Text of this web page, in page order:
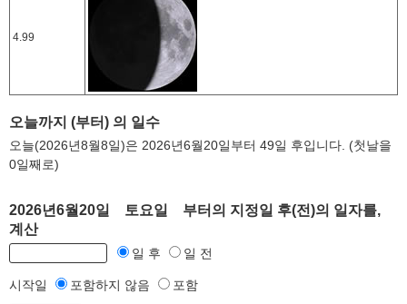
4.99
오늘까지 (부터) 의 일수
오늘(2026년8월8일)은 2026년6월20일부터 49일 후입니다. (첫날을
0일째로)
2026년6월20일 토요일 부터의 지정일 후(전)의 일자를,
계산
일 후 일 전
시작일 포함하지 않음 포함